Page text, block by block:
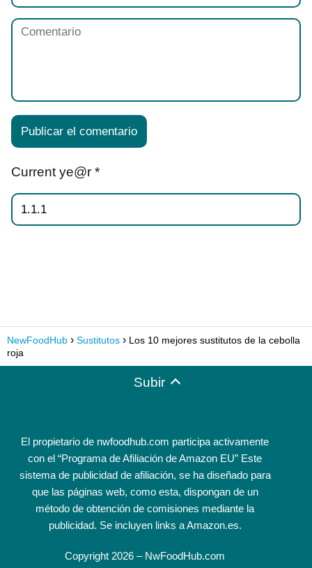
Current ye@r *
NewFoodHub Sustitutos
Los 10 mejores sustitutos de la cebolla
roja
Subir
El propietario de nwfoodhub.com participa activamente
con el “Programa de Afiliación de Amazon EU” Este
sistema de publicidad de afiliación, se ha diseñado para
que las páginas web, como esta, dispongan de un
método de obtención de comisiones mediante la
publicidad. Se incluyen links a Amazon.es.
Copyright 2026 – NwFoodHub.com